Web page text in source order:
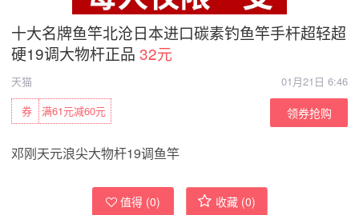
十大名牌鱼竿北沧日本进口碳素钓鱼竿手杆超轻超
硬19调大物杆正品 32元
天猫
01月21日 6:46
满61元减60元
券 领券抢购
邓刚天元浪尖大物杆19调鱼竿
值得 (0) 收藏 (0)